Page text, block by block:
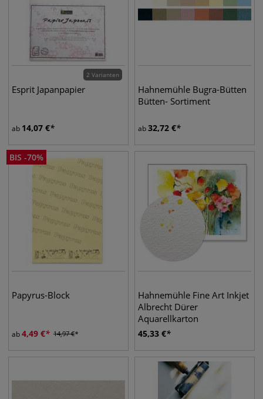
2 Varianten
Esprit Japanpapier
ab 14,07 €
Hahnemühle Bugra-Bütten
Bütten- Sortiment
ab32,72 €
BIS -70%
Papyrus-Block
ab4,49 € 14,97€
Hahnemühle Fine Art Inkjet
Albrecht Dürer
Aquarellkarton
45,33 €